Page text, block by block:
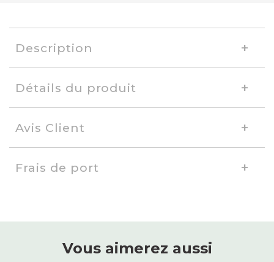
forme des poignées
couleur des pieds
Description
Détails du produit
Avis Client
Frais de port
Vous aimerez aussi